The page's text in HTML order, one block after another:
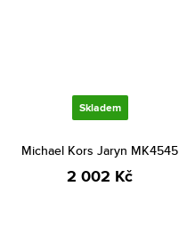
Skladem
Michael Kors Jaryn MK4545
2 002 Kč